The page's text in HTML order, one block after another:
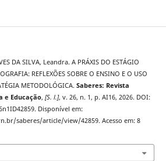
DA SILVA, Leandra. A PRÁXIS DO ESTÁGIO
REFLEXÕES SOBRE O ENSINO E O USO
METODOLÓGICA. Saberes: Revista
e Educação, [S. l.], v. 26, n. 1, p. AI16, 2026. DOI:
Disponível em:
saberes/article/view/42859. Acesso em: 8